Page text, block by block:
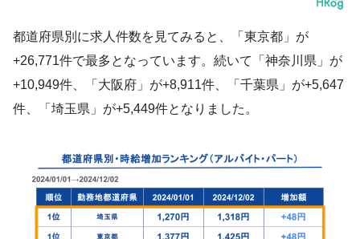
都道府県別に求人件数を見てみると、「東京都」が
+26,771件で最多となっています。続いて「神奈川県」が
+10,949件、「大阪府」が+8,911件、「千葉県」が+5,647
件、「埼玉県」が+5,449件となりました。